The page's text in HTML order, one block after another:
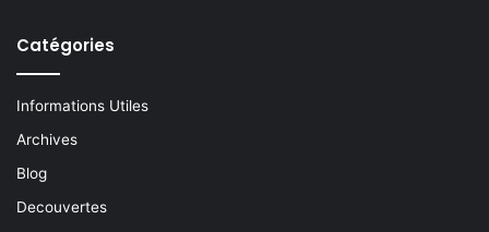
Catégories
Informations Utiles
Archives
Blog
Decouvertes